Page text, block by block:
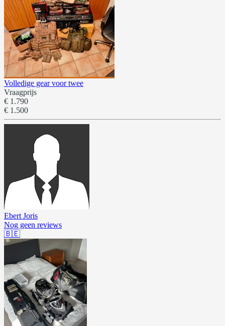
Volledige gear voor twee
Vraagprijs
€ 1.790
€ 1.500
Ebert Joris
Nog geen reviews
🇧🇪